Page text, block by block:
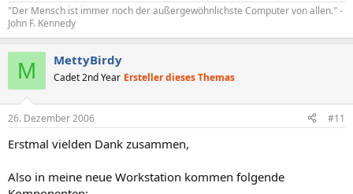
"Der Mensch ist immer noch der außergewöhnlichste Computer von allen." -
John F. Kennedy
M MettyBirdy
Cadet 2nd Year Ersteller dieses Themas
26. Dezember 2006 #11
Erstmal vielden Dank zusammen,
Also in meine neue Workstation kommen folgende